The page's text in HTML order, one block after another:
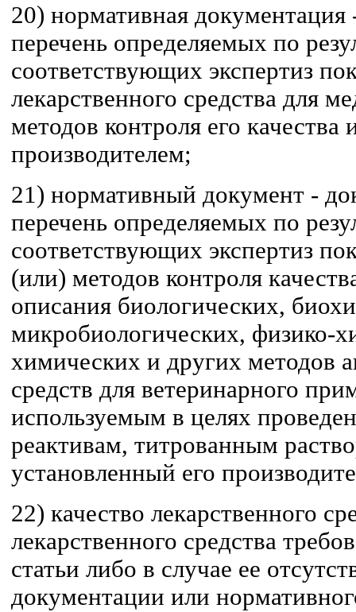
20) нормативная
перечень определяемых по
соответствующих экспертиз
лекарственного средства для
методов контроля его качества
производителем;
21) нормативный документ -
перечень определяемых по
соответствующих экспертиз
(или) методов контроля
описания биологических,
микробиологических, физико-
химических и других методов
средств для ветеринарного
используемым в целях
реактивам, титрованным
установленный его
22) качество лекарственного
лекарственного средства
статьи либо в случае ее
документации или